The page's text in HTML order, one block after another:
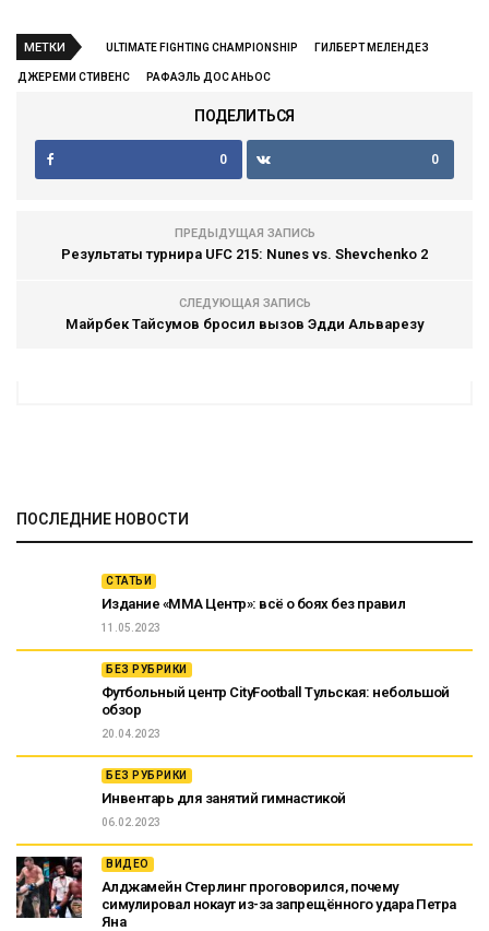
МЕТКИ ULTIMATE FIGHTING CHAMPIONSHIP ГИЛБЕРТ МЕЛЕНДЕЗ
ДЖЕРЕМИ СТИВЕНС РАФАЭЛЬ ДОС АНЬОС
ПОДЕЛИТЬСЯ
0 0
ПРЕДЫДУЩАЯ ЗАПИСЬ
Результаты турнира UFC 215: Nunes vs. Shevchenko 2
СЛЕДУЮЩАЯ ЗАПИСЬ
Майрбек Тайсумов бросил вызов Эдди Альварезу
ПОСЛЕДНИЕ НОВОСТИ
СТАТЬИ
Издание «ММА Центр»: всё о боях без правил
11.05.2023
БЕЗ РУБРИКИ
Футбольный центр CityFootball Тульская: небольшой
обзор
20.04.2023
БЕЗ РУБРИКИ
Инвентарь для занятий гимнастикой
06.02.2023
ВИДЕО
Алджамейн Стерлинг проговорился, почему
симулировал нокаут из-за запрещённого удара Петра
Яна